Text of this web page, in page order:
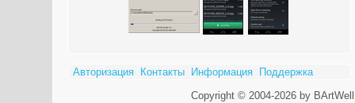
Авторизация Контакты Информация
Поддержка
Copyright © 2004-2026 by BArtWell